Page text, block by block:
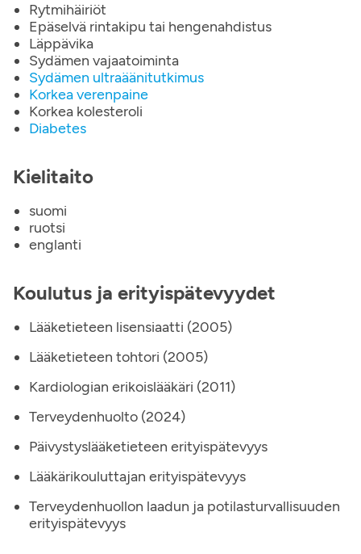
Rytmihäiriöt
Epäselvä rintakipu tai hengenahdistus
Läppävika
Sydämen vajaatoiminta
Sydämen ultraäänitutkimus
Korkea verenpaine
Korkea kolesteroli
Diabetes
Kielitaito
suomi
ruotsi
englanti
Koulutus ja erityispätevyydet
Lääketieteen lisensiaatti (2005)
Lääketieteen tohtori (2005)
Kardiologian erikoislääkäri (2011)
Terveydenhuolto (2024)
Päivystyslääketieteen erityispätevyys
Lääkärikouluttajan erityispätevyys
Terveydenhuollon laadun ja potilasturvallisuuden
erityispätevyys